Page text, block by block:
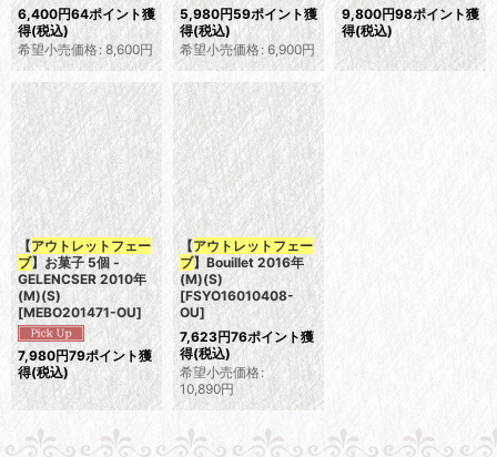
6,400円64ポイント獲
得(税込)
希望小売価格 : 8,600円
5,980円59ポイント獲
得(税込)
希望小売価格: 6,900円
9,800円98ポイント獲
得(税込)
【アウトレットフェー
ブ】お菓子 5個 -
GELENCSER 2010年
(M)(S)
[MEBO201471-OU]
7,980円79ポイント獲
得(税込)
【アウトレットフェー
ブ】Bouillet 2016年
(M)(S)
[FSYO16010408-
OU]
7,623円76ポイント獲
得(税込)
希望小売価格:
10,890円